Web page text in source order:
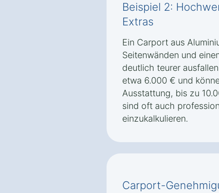
Beispiel 2:
Extras
Ein Carport aus
Seitenwänden und
deutlich teurer
etwa 6.000 € und
Ausstattung, bis zu
sind oft auch
einzukalkulieren.
Carport-